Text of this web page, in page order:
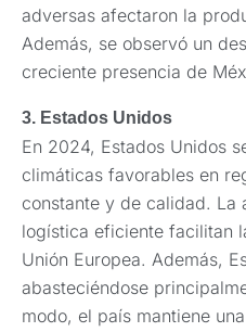
adversas afectaron la
Además, se observó un
creciente presencia de
3. Estados Unidos
En 2024, Estados Unidos
climáticas favorables en
constante y de calidad. La
logística eficiente facilitan
Unión Europea. Además,
abasteciéndose
modo, el país mantiene